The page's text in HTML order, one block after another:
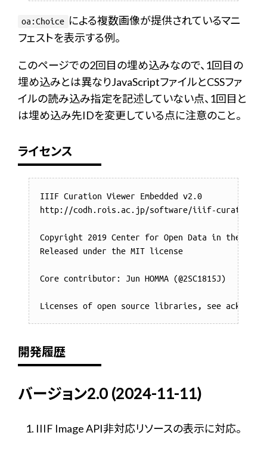
oa:Choice による複数画像が提供されているマニ
フェストを表示する例。
このページでの2回目の埋め込みなので、1回目の
埋め込みとは異なりJavaScriptファイルとCSSファ
イルの読み込み指定を記述していない点、1回目と
は埋め込み先IDを変更している点に注意のこと。
ライセンス
IIIF Curation Viewer Embedded v2.0
http://codh.rois.ac.jp/software/iiif-curation-
Copyright 2019 Center for Open Data in the
Released under the MIT license
Core contributor: Jun HOMMA (@2SC1815J)
開発履歴
バージョン2.0 (2024-11-11)
IIIF Image API非対応リソースの表示に対応。